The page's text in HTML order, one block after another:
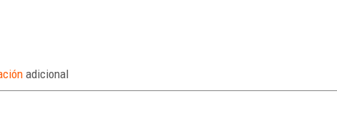
adicional